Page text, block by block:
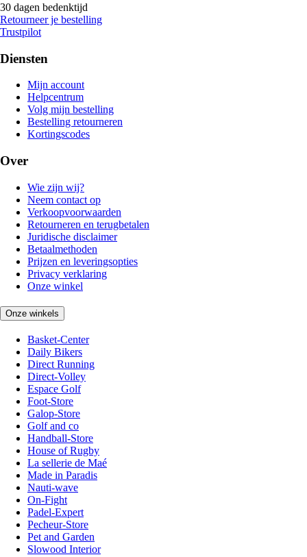
30 dagen bedenktijd
Retourneer je bestelling
Trustpilot
Diensten
Mijn account
Helpcentrum
Volg mijn bestelling
Bestelling retourneren
Kortingscodes
Over
Wie zijn wij?
Neem contact op
Verkoopvoorwaarden
Retourneren en terugbetalen
Juridische disclaimer
Betaalmethoden
Prijzen en leveringsopties
Privacy verklaring
Onze winkel
Onze winkels
Basket-Center
Daily Bikers
Direct Running
Direct-Volley
Espace Golf
Foot-Store
Galop-Store
Golf and co
Handball-Store
House of Rugby
La sellerie de Maé
Made in Paradis
Nauti-wave
On-Fight
Padel-Expert
Pecheur-Store
Pet and Garden
Slowood Interior